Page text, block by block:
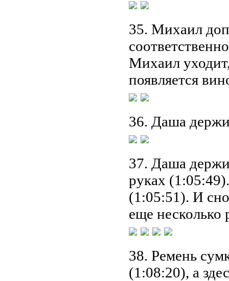
35. Михаил
Михаил
появляется
36. Даша
37. Даша
руках
(1:05:51). И
еще несколько
38. Ремень
(1:08:20), а